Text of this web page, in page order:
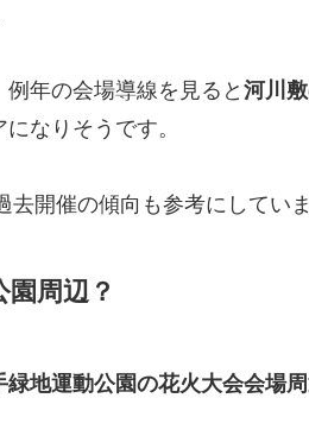
年の会場導線を見ると 河川
なりそうです。
開催の傾向も参考にしていま
周辺？
緑地運動公園の花火大会会場